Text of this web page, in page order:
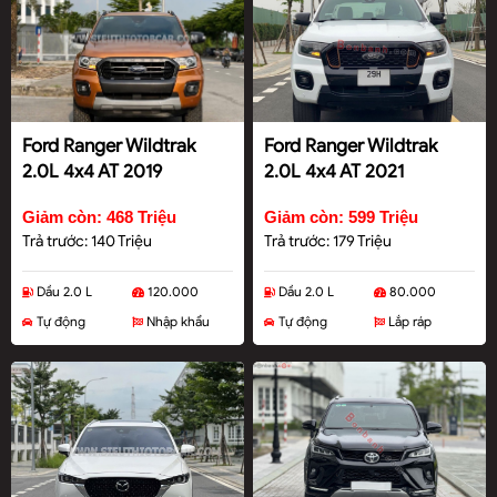
Ford Ranger Wildtrak
2.0L 4x4 AT 2019
Giảm còn: 468 Triệu
Trả trước: 140 Triệu
Dầu 2.0 L
120.000
Tự động
Nhập khẩu
Ford Ranger Wildtrak
2.0L 4x4 AT 2021
Giảm còn: 599 Triệu
Trả trước: 179 Triệu
Dầu 2.0 L
80.000
Tự động
Lắp ráp